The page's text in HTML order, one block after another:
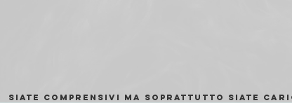
siate comprensivi ma soprattutto siate